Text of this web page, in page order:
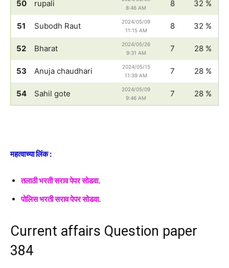
50 rupali
8:46 AM
8 32 %
51 Subodh Raut
2024/05/09
11:15 AM
8 32 %
52 Bharat
2024/05/26
9:31 AM
7 28 %
53 Anuja chaudhari
2024/05/15
11:39 AM
7 28 %
54 Sahil gote
2024/05/09
9:46 AM
7 28 %
महत्वाच्या लिंक :
तलाठी भरती सराव पेपर सोडवा.
पोलिस भरती सराव पेपर सोडवा.
Current affairs Question paper
384